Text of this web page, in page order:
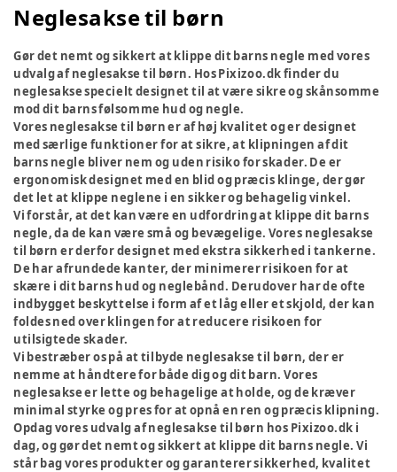
Neglesakse til børn
Gør det nemt og sikkert at klippe dit barns negle med vores
udvalg af neglesakse til børn. Hos Pixizoo.dk finder du
neglesakse specielt designet til at være sikre og skånsomme
mod dit barns følsomme hud og negle.
Vores neglesakse til børn er af høj kvalitet og er designet
med særlige funktioner for at sikre, at klipningen af dit
barns negle bliver nem og uden risiko for skader. De er
ergonomisk designet med en blid og præcis klinge, der gør
det let at klippe neglene i en sikker og behagelig vinkel.
Vi forstår, at det kan være en udfordring at klippe dit barns
negle, da de kan være små og bevægelige. Vores neglesakse
til børn er derfor designet med ekstra sikkerhed i tankerne.
De har afrundede kanter, der minimerer risikoen for at
skære i dit barns hud og neglebånd. Derudover har de ofte
indbygget beskyttelse i form af et låg eller et skjold, der kan
foldes ned over klingen for at reducere risikoen for
utilsigtede skader.
Vi bestræber os på at tilbyde neglesakse til børn, der er
nemme at håndtere for både dig og dit barn. Vores
neglesakse er lette og behagelige at holde, og de kræver
minimal styrke og pres for at opnå en ren og præcis klipning.
Opdag vores udvalg af neglesakse til børn hos Pixizoo.dk i
dag, og gør det nemt og sikkert at klippe dit barns negle. Vi
står bag vores produkter og garanterer sikkerhed, kvalitet